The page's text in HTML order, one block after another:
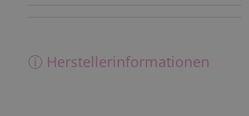
ⓘ Herstellerinformationen